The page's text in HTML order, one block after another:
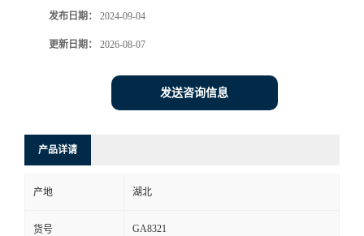
发布日期： 2024-09-04
更新日期： 2026-08-07
发送咨询信息
产品详请
产地 湖北
货号 GA8321